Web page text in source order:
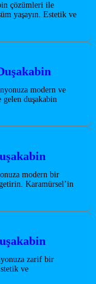
çözümleri ile
yaşayın. Estetik ve
modern ve
gelen duşakabin
modern bir
Karamürsel’in
zarif bir
ve